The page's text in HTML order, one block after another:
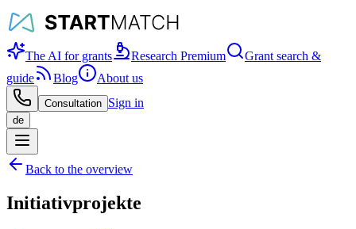
The AI for grants Research Premium
Grant search &
guide
Blog About us
Consultation Sign in
de
Back to the overview
Initiativprojekte